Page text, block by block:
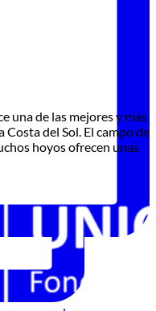
una de las mejores y más
del Sol. El campo de
hoyos ofrecen unas